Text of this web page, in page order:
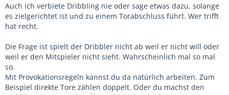
Auch ich verbiete Dribbling nie oder sage etwas dazu, solange
es zielgerichtet ist und zu einem Torabschluss führt. Wer trifft
hat recht.
Die Frage ist spielt der Dribbler nicht ab weil er nicht will oder
weil er den Mitspieler nicht sieht. Wahrscheinlich mal so mal
so.
Mit Provokationsregeln kannst du da natürlich arbeiten. Zum
Beispiel direkte Tore zählen doppelt. Oder du machst den